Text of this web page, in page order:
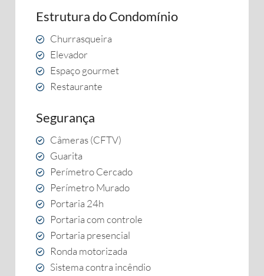
Estrutura do Condomínio
Churrasqueira
Elevador
Espaço gourmet
Restaurante
Segurança
Câmeras (CFTV)
Guarita
Perímetro Cercado
Perímetro Murado
Portaria 24h
Portaria com controle
Portaria presencial
Ronda motorizada
Sistema contra incêndio